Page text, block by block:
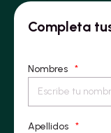
Completa
Nombres *
Apellidos *